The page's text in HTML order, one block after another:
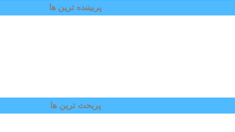
پربیننده ترین ها
پربحث ترین ها